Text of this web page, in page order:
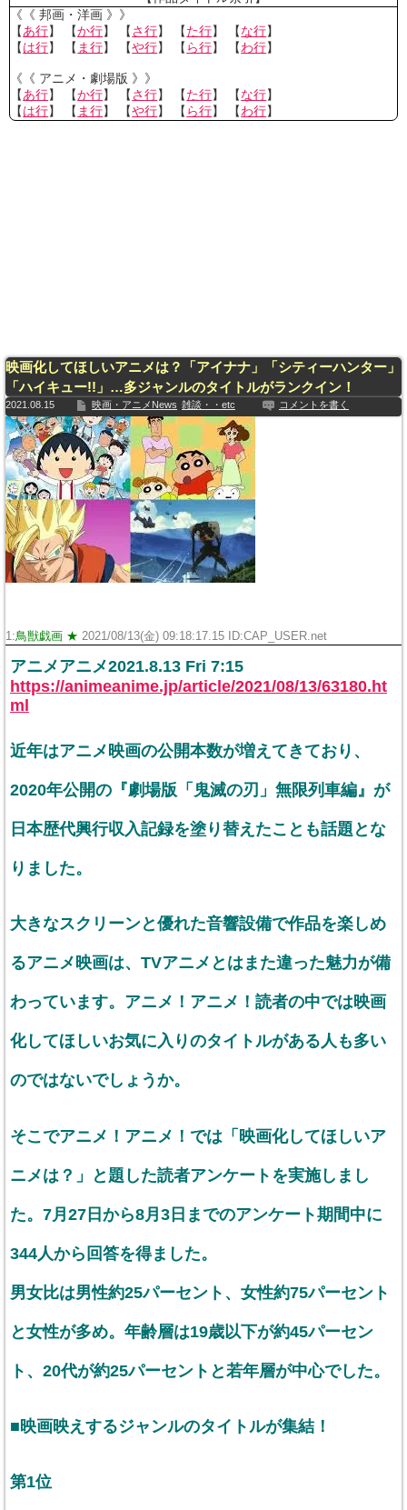
《《 邦画・洋画 》》
【あ行】 【か行】 【さ行】 【た行】 【な行】
【は行】 【 ま行】 【や行】 【 ら行】 【わ行】
《《 アニメ・劇場版 》》
【あ行】 【か行】 【さ行】 【た行】 【な行】
【は行】 【 ま行】 【や行】 【 ら行】 【わ行】
映画化してほしいアニメは？「アイナナ」「シティーハンター」
「ハイキュー!!」…多ジャンルのタイトルがランクイン！
2021.08.15 映画・アニメNews 雑談・・etc コメントを書く
1:鳥獣戯画 ★ 2021/08/13(金) 09:18:17.15 ID:CAP_USER.net
アニメアニメ2021.8.13 Fri 7:15
https://animeanime.jp/article/2021/08/13/63180.ht
ml
近年はアニメ映画の公開本数が増えてきており、
2020年公開の『劇場版「鬼滅の刃」無限列車編』が
日本歴代興行収入記録を塗り替えたことも話題とな
りました。
大きなスクリーンと優れた音響設備で作品を楽しめ
るアニメ映画は、TVアニメとはまた違った魅力が備
わっています。アニメ！アニメ！読者の中では映画
化してほしいお気に入りのタイトルがある人も多い
のではないでしょうか。
そこでアニメ！アニメ！では「映画化してほしいア
ニメは？」と題した読者アンケートを実施しまし
た。7月27日から8月3日までのアンケート期間中に
344人から回答を得ました。
男女比は男性約25パーセント、女性約75パーセント
と女性が多め。年齢層は19歳以下が約45パーセン
ト、20代が約25パーセントと若年層が中心でした。
■映画映えするジャンルのタイトルが集結！
第1位